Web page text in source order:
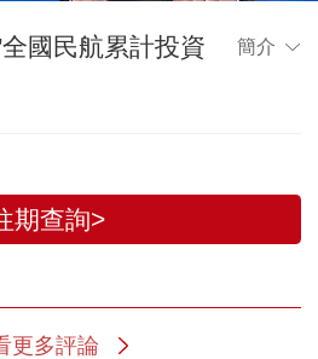
國民航累計投資
簡介
期查詢>
更多評論